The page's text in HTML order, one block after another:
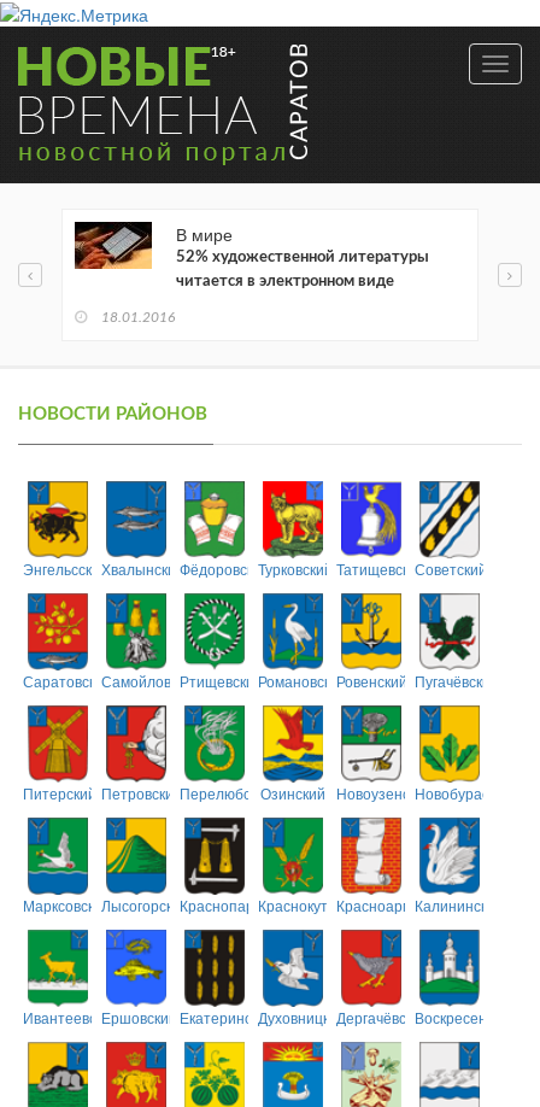
В мире
52% художественной литературы
читается в электронном виде
18.01.2016
НОВОСТИ РАЙОНОВ
ЭнгельсскийХвалынскийФёдоровскийТурковский ТатищевскийСоветский
СаратовскийСамойловскийРтищевскийРомановскийРовенский Пугачёвский
Питерский ПетровскийПерелюбскийОзинский НовоузенскийНовобурасский
МарксовскийЛысогорскийКраснопартизанский
КраснокутскийКрасноармейский
Калининский
ИвантеевскийЕршовский ЕкатериновскийДуховницкийДергачёвскийВоскресенский